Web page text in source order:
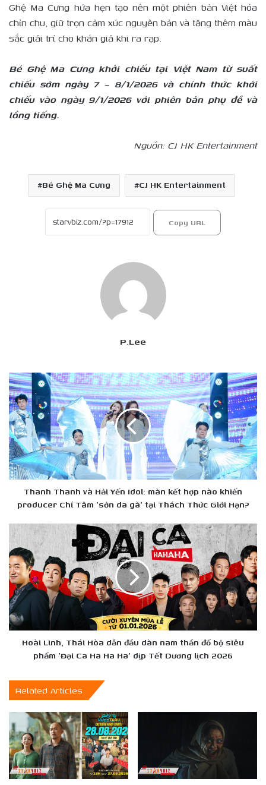
Ghệ Ma Cưng hứa hẹn tạo nên một phiên bản Việt hóa
chỉn chu, giữ trọn cảm xúc nguyên bản và tăng thêm màu
sắc giải trí cho khán giả khi ra rạp.
Bé Ghệ Ma Cưng khởi chiếu tại Việt Nam từ suất
chiếu sớm ngày 7 – 8/1/2026 và chính thức khởi
chiếu vào ngày 9/1/2026 với phiên bản phụ đề và
lồng tiếng.
Nguồn: CJ HK Entertainment
Bé Ghệ Ma Cưng CJ HK Entertainment
Copy URL
P.Lee
Thanh
Thanh
và
Hải
Yến
Idol:
màn
kết
hợp
khiến
Chí
Tâm
'sởn
da
gà'
tại
Thách
Thức
Giới
Hạn?
Thanh Thanh và Hải Yến Idol: màn kết hợp nào khiến
producer Chí Tâm 'sởn da gà' tại Thách Thức Giới Hạn?
Hoài
Linh,
Thái
Hòa
dẫn
đầu
dàn
nam
thần
phẩm
'Đại
Ha
Ha'
dịp
Tết
Dương
Hoài Linh, Thái Hòa dẫn đầu dàn nam thần đổ bộ siêu
phẩm 'Đại Ca Ha Ha Ha' dịp Tết Dương lịch 2026
Related Articles